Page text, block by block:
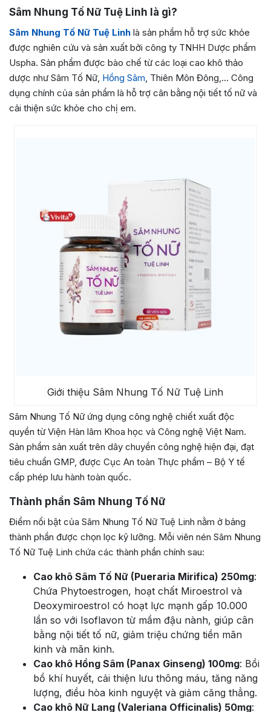
Sâm Nhung Tố Nữ Tuệ Linh là gì?
Sâm Nhung Tố Nữ Tuệ Linh là sản phẩm hỗ trợ sức khỏe
được nghiên cứu và sản xuất bởi công ty TNHH Dược phẩm
Uspha. Sản phẩm được bào chế từ các loại cao khô thảo
dược như Sâm Tố Nữ, Hồng Sâm, Thiên Môn Đông,… Công
dụng chính của sản phẩm là hỗ trợ cân bằng nội tiết tố nữ và
cải thiện sức khỏe cho chị em.
Giới thiệu Sâm Nhung Tố Nữ Tuệ Linh
Sâm Nhung Tố Nữ ứng dụng công nghệ chiết xuất độc
quyền từ Viện Hàn lâm Khoa học và Công nghệ Việt Nam.
Sản phẩm sản xuất trên dây chuyền công nghệ hiện đại, đạt
tiêu chuẩn GMP, được Cục An toàn Thực phẩm – Bộ Y tế
cấp phép lưu hành toàn quốc.
Thành phần Sâm Nhung Tố Nữ
Điểm nổi bật của Sâm Nhung Tố Nữ Tuệ Linh nằm ở bảng
thành phần được chọn lọc kỹ lưỡng. Mỗi viên nén Sâm Nhung
Tố Nữ Tuệ Linh chứa các thành phần chính sau:
Cao khô Sâm Tố Nữ (Pueraria Mirifica) 250mg:
Chứa Phytoestrogen, hoạt chất Miroestrol và
Deoxymiroestrol có hoạt lực mạnh gấp 10.000
lần so với Isoflavon từ mầm đậu nành, giúp cân
bằng nội tiết tố nữ, giảm triệu chứng tiền mãn
kinh và mãn kinh.
Cao khô Hồng Sâm (Panax Ginseng) 100mg: Bồi
bổ khí huyết, cải thiện lưu thông máu, tăng năng
lượng, điều hòa kinh nguyệt và giảm căng thẳng.
Cao khô Nữ Lang (Valeriana Officinalis) 50mg: